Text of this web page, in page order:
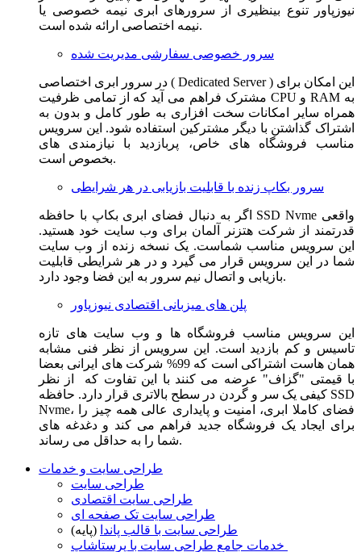
نیوزپاور تنوع بینظیری از سرورهای ابری نیمه خصوصی یا
نیمه اختصاصی ارائه شده است.
سرور خصوصی سفارشی مدیریت شده
در سرور ابری اختصاصی ( Dedicated Server ) این امکان برای
مشترک فراهم می آید که از تمامی ظرفیت CPU و RAM به
همراه سایر امکانات سخت افزاری به طور کامل و بدون به
اشتراک گذاشتن با دیگر مشترکین استفاده شود. این سرویس
مناسب فروشگاه های خاص، پربازدید با نیازمندی های
بخصوص است.
سرور بکاپ زنده با قابلیت بازیابی در هر شرایطی
اگر به دنبال فضای ابری بکاپ با حافظه SSD Nvme واقعی
قدرتمند از شرکت هتزنر آلمان برای وب سایت خود هستید.
این سرویس مناسب شماست. یک نسخه زنده از وب سایت
شما در این سرویس قرار می گیرد و در هر شرایطی قابلیت
بازیابی و اتصال نیم سرور به این فضا وجود دارد.
پلن های میزبانی اقتصادی نیوزپاور
این سرویس مناسب فروشگاه ها و وب سایت های تازه
تاسیس و کم بازدید است. این سرویس از نظر فنی مشابه
همان هاست اشتراکی است که 99% شرکت های ایرانی بعضا
با قیمتی "گزاف" عرضه می کنند با این تفاوت که از نظر
کیفی یک سر و گردن در سطح بالاتری قرار دارد. حافظه SSD
Nvme، فضای کاملا ابری، امنیت و پایداری عالی همه چیز را
برای ایجاد یک فروشگاه جدید فراهم می کند و دغدغه های
شما را به حداقل می رساند.
طراحی سایت و خدمات
طراحی سایت
طراحی سایت اقتصادی
طراحی سایت تک صفحه ای
طراحی سایت با قالب پاندا (پایه)